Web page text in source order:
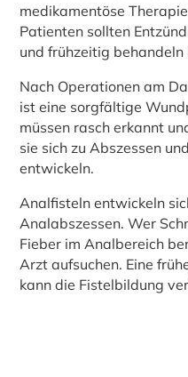
medikamentöse
Patienten sollten
und frühzeitig behandeln
Nach Operationen am
ist eine sorgfältige
müssen rasch erkannt
sie sich zu Abszessen
entwickeln.
Analfisteln entwickeln
Analabszessen. Wer
Fieber im Analbereich
Arzt aufsuchen. Eine
kann die Fistelbildung